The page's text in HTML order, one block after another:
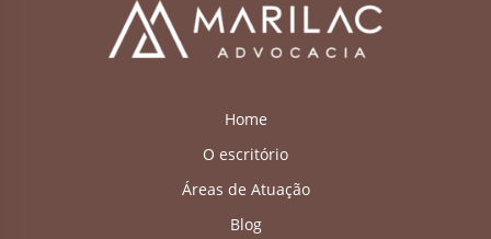
Home
O escritório
Áreas de Atuação
Blog